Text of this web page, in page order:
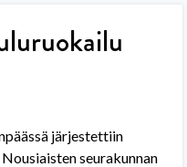
järjestettiin
seurakunnan